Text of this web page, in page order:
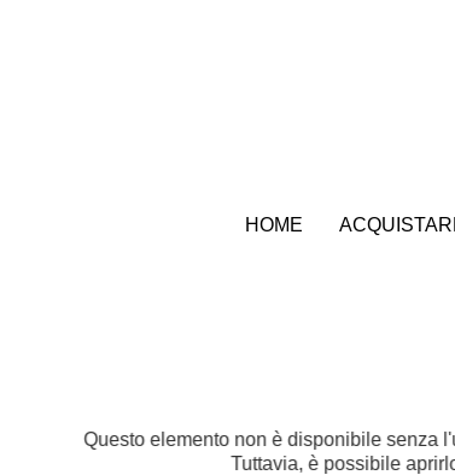
HOME
Questo elemento non è disponibile senza
Tuttavia, è possibile